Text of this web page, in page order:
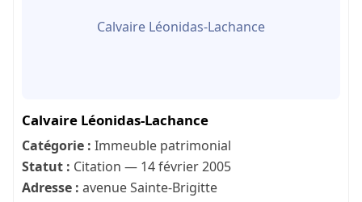
Calvaire Léonidas-Lachance
Calvaire Léonidas-Lachance
Catégorie : Immeuble patrimonial
Statut : Citation — 14 février 2005
Adresse : avenue Sainte-Brigitte